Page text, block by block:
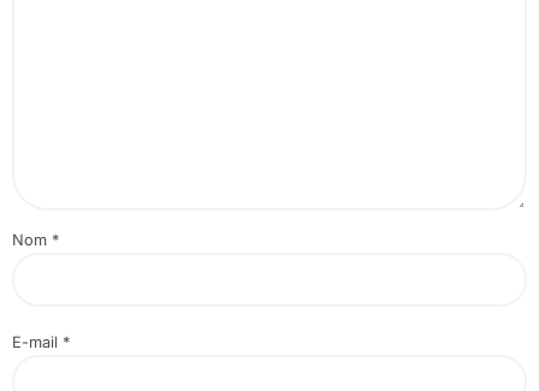
Nom *
E-mail *